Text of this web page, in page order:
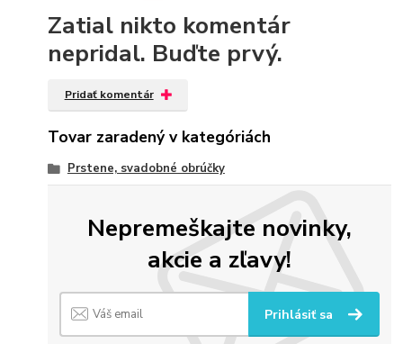
Zatial nikto komentár
nepridal. Buďte prvý.
Pridať komentár
Tovar zaradený v kategóriách
Prstene, svadobné obrúčky
Nepremeškajte novinky,
akcie a zľavy!
Prihlásiť sa